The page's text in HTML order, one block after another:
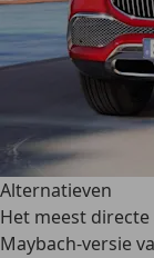
Alternatieven
Het meest
Maybach-versie